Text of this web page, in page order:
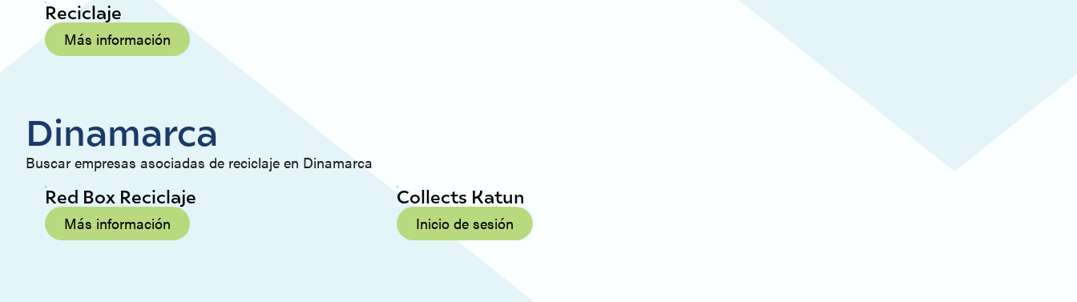
Reciclaje
Más información
Dinamarca
Buscar empresas asociadas de reciclaje en Dinamarca
Red Box Reciclaje
Más información
Collects Katun
Inicio de sesión